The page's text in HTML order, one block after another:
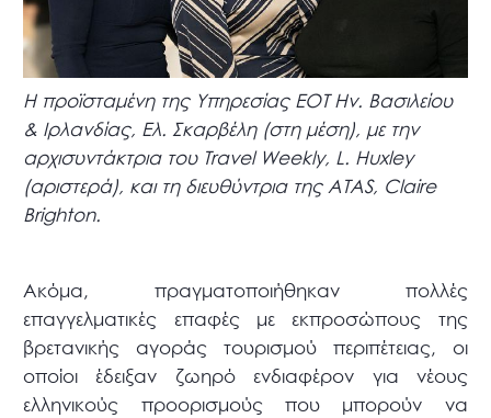
Η προϊσταμένη της Υπηρεσίας ΕΟΤ Ην. Βασιλείου
& Ιρλανδίας, Ελ. Σκαρβέλη (στη μέση), με την
αρχισυντάκτρια του Travel Weekly, L. Huxley
(αριστερά), και τη διευθύντρια της ATAS, Claire
Brighton.
Ακόμα, πραγματοποιήθηκαν πολλές
επαγγελματικές επαφές με εκπροσώπους της
βρετανικής αγοράς τουρισμού περιπέτειας, οι
οποίοι έδειξαν ζωηρό ενδιαφέρον για νέους
ελληνικούς προορισμούς που μπορούν να